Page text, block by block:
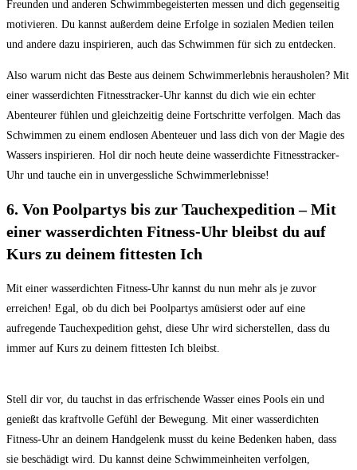
Freunden und anderen Schwimmbegeisterten messen ⁤und‍ dich gegenseitig
motivieren. Du kannst außerdem deine⁤ Erfolge in sozialen Medien⁤ teilen
und ⁣andere dazu inspirieren, auch das Schwimmen für⁤ sich ⁢zu ⁣entdecken.
Also warum nicht​ das Beste‍ aus deinem ‌Schwimmerlebnis herausholen? ​Mit
einer wasserdichten Fitnesstracker-Uhr kannst du ​dich wie ein echter
‍Abenteurer fühlen‍ und gleichzeitig‌ deine ‌Fortschritte verfolgen. Mach das
Schwimmen zu ⁢einem endlosen Abenteuer und lass dich von der Magie‍ des
Wassers inspirieren.​ Hol ‌dir noch heute⁢ deine wasserdichte Fitnesstracker-
Uhr ⁤und ‍tauche ein in unvergessliche Schwimmerlebnisse!
6. Von‌ Poolpartys bis zur Tauchexpedition – Mit⁤
einer wasserdichten Fitness-Uhr bleibst du auf
Kurs zu deinem⁢ fittesten ⁤Ich
Mit einer‍ wasserdichten Fitness-Uhr ⁣kannst du nun mehr als je‍ zuvor
⁤erreichen! ‌Egal, ob du dich bei Poolpartys amüsierst oder auf eine
aufregende Tauchexpedition⁢ gehst, diese​ Uhr wird sicherstellen, dass du
immer‍ auf Kurs zu deinem fittesten Ich bleibst.
Stell dir vor, du tauchst in das‍ erfrischende‍ Wasser eines Pools ein und
genießt‍ das kraftvolle Gefühl ‌der Bewegung. ​Mit einer wasserdichten‍
Fitness-Uhr an deinem Handgelenk musst du keine Bedenken haben, dass
sie beschädigt wird.⁣ Du kannst deine ⁣Schwimmeinheiten verfolgen,